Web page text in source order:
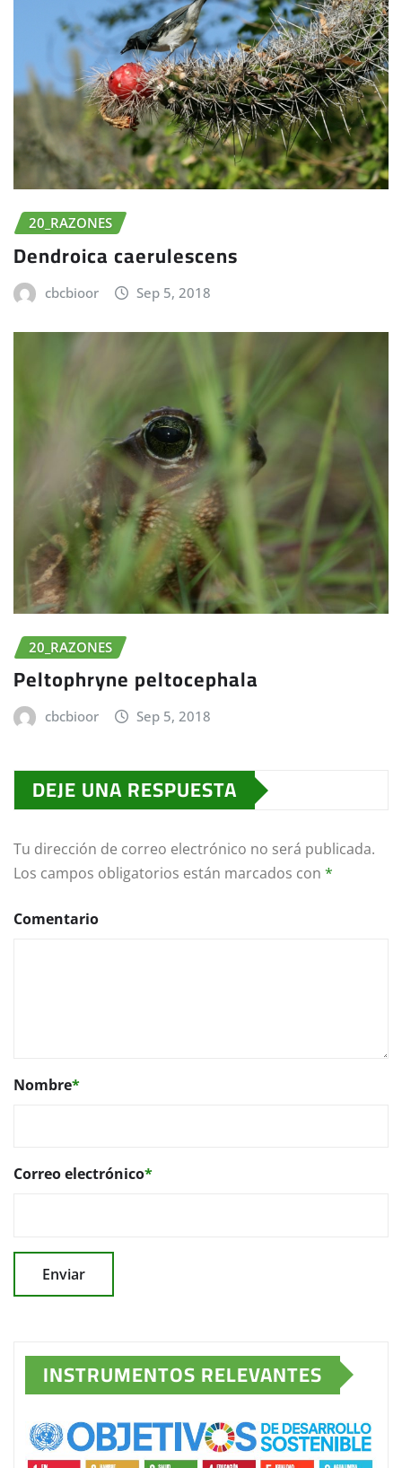
20_RAZONES
Dendroica caerulescens
cbcbioor Sep 5, 2018
20_RAZONES
Peltophryne peltocephala
cbcbioor Sep 5, 2018
DEJE UNA RESPUESTA
Tu dirección de correo electrónico no será publicada.
Los campos obligatorios están marcados con *
Comentario
Nombre*
Correo electrónico*
INSTRUMENTOS RELEVANTES